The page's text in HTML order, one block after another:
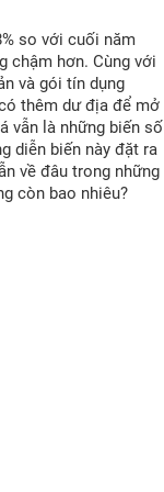
so với cuối năm
chậm hơn. Cùng với
và gói tín dụng
thêm dư địa để mở
vẫn là những biến số
diễn biến này đặt ra
về đâu trong những
còn bao nhiêu?